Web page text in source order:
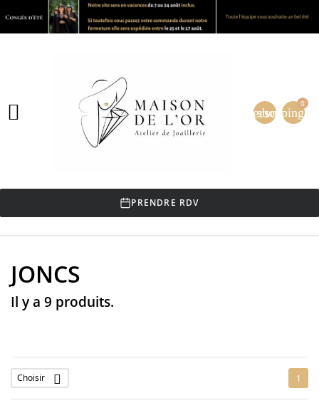
 person
0
PRENDRE RDV
JONCS
Il y a 9 produits.
Choisir  1